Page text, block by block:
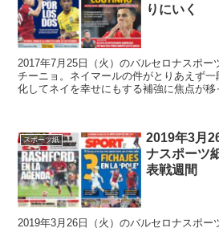
りにいく
2017年7月25日（火）のバルセロナスポー
チーニョ。ネイマールの件がとりあえず
化してネイを幸せにもする補強に焦点が移
スポーツ紙
2019年3月
ナスポーツ
表戦週間
2019年3月26日（火）のバルセロナスポー